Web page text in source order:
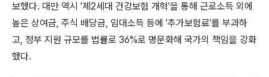
보했다. 대만 역시 '제2세대 건강보험 개혁'을 통해 근로소득 외에
높은 상여금, 주식 배당금, 임대소득 등에 '추가보험료'를 부과하
고, 정부 지원 규모를 법률로 36%로 명문화해 국가의 책임을 강화
했다.